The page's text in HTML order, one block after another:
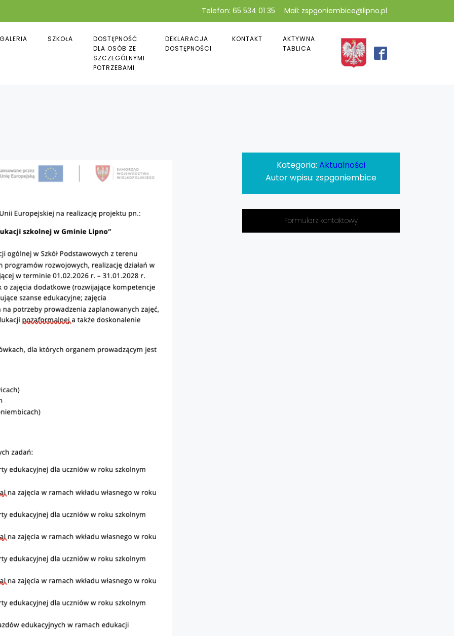
Telefon: 65 534 01 35 Mail: zspgoniembice@lipno.pl
GALERIA SZKOŁA
DOSTĘPNOŚĆ
DLA OSÓB ZE
SZCZEGÓLNYMI
POTRZEBAMI
DEKLARACJA
DOSTĘPNOŚCI
KONTAKT
AKTYWNA
TABLICA
Kategoria: Aktualności
Autor wpisu: zspgoniembice
Formularz kontaktowy